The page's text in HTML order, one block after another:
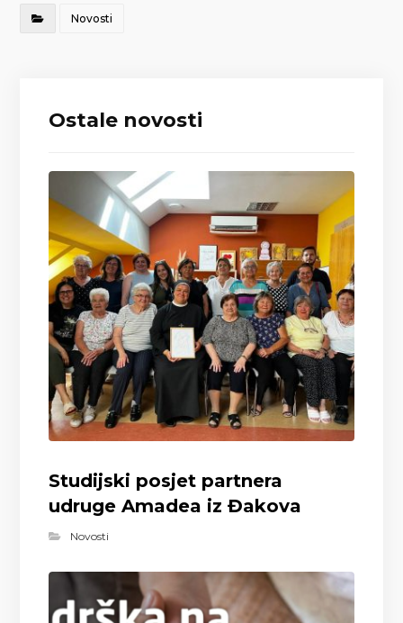
Novosti
Ostale novosti
Studijski posjet partnera
udruge Amadea iz Đakova
Novosti